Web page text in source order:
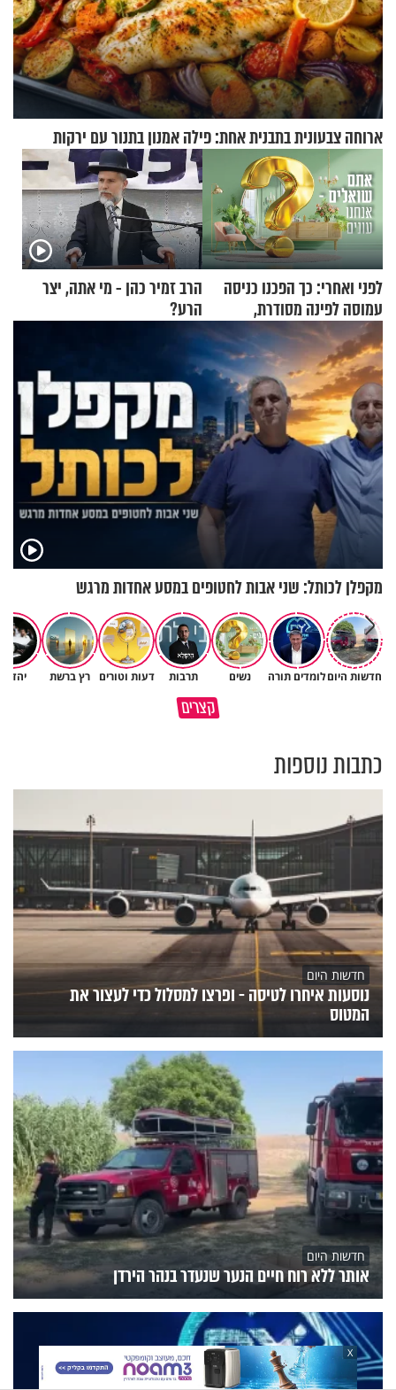
ארוחה צבעונית בתבנית אחת: פילה אמנון בתנור עם ירקות
לפני ואחרי: כך הפכנו כניסה
עמוסה לפינה מסודרת,
שימושית ומזמינה
הרב זמיר כהן - מי אתה, יצר
הרע?
מקפלן לכותל: שני אבות לחטופים במסע אחדות מרגש
חדשות היוםלומדים תורה נשים תרבות דעות וטורים רץ ברשת יהדות
קצריםברכה או קללה? הכל בידים שלנו
איך לשלוט בסיטואציה בצורה
כתבות נוספות
חדשות היום
נוסעות איחרו לטיסה - ופרצו למסלול כדי לעצור את
המטוס
חדשות היום
אותר ללא רוח חיים הנער שנעדר בנהר הירדן
X